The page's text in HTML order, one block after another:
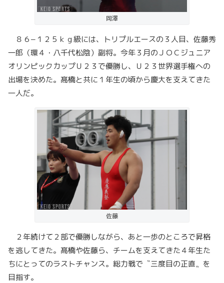
岡澤
８６−１２５ｋｇ級には、トリプルエースの３人目、佐藤秀
一郎（環４・八千代松陰）副将。今年３月のＪＯＣジュニア
オリンピックカップＵ２３で優勝し、Ｕ２３世界選手権への
出場を決めた。髙橋と共に１年生の頃から慶大を支えてきた
一人だ。
佐藤
２年続けて２部で優勝しながら、あと一歩のところで昇格
を逃してきた。髙橋や佐藤ら、チームを支えてきた４年生た
ちにとってのラストチャンス。総力戦で〝三度目の正直〟を
目指す。